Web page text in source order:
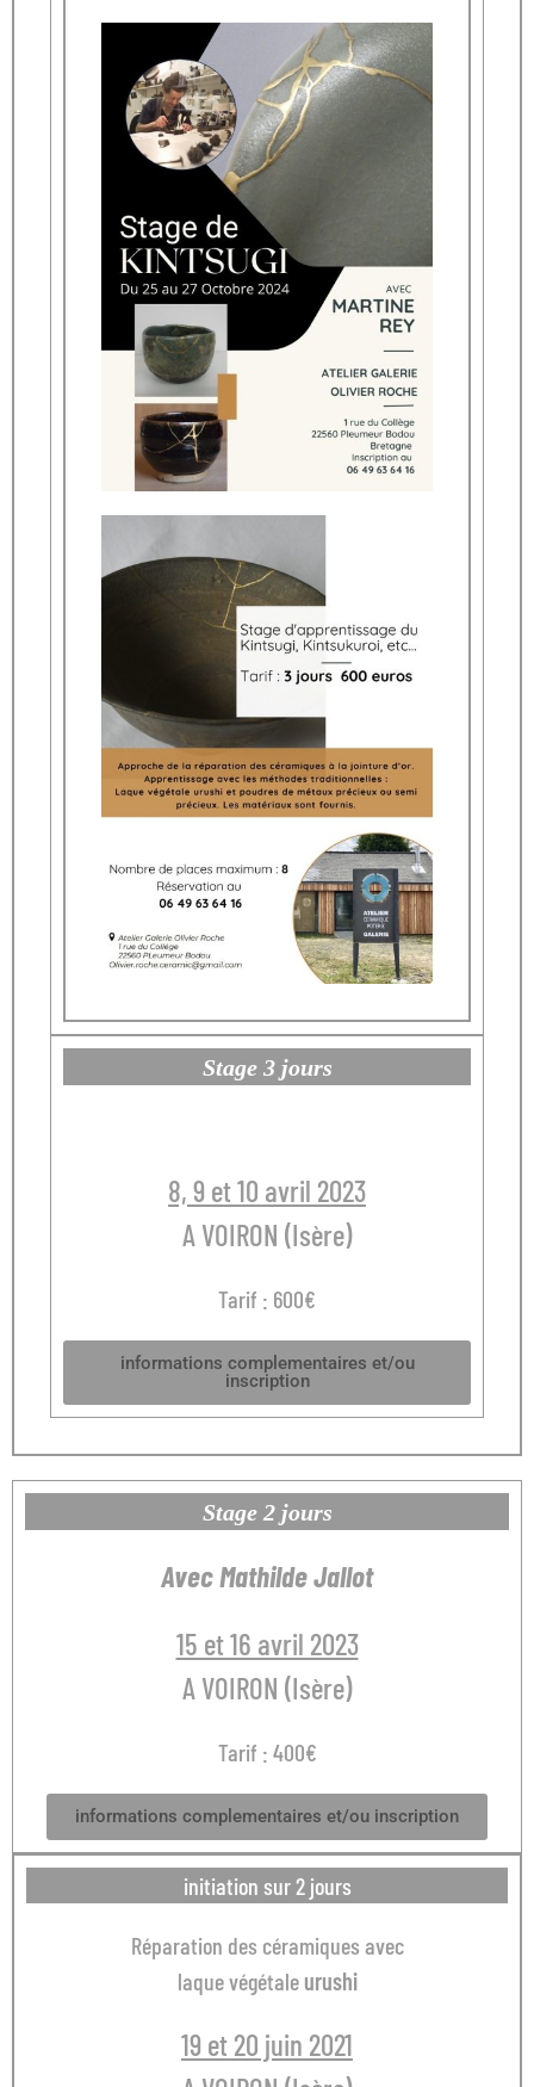
Stage 3 jours
8, 9 et 10 avril 2023
A VOIRON (Isère)
Tarif : 600€
informations complementaires et/ou
inscription
Stage 2 jours
Avec Mathilde Jallot
15 et 16 avril 2023
A VOIRON (Isère)
Tarif : 400€
informations complementaires et/ou inscription
initiation sur 2 jours
Réparation des céramiques avec
laque végétale urushi
19 et 20 juin 2021